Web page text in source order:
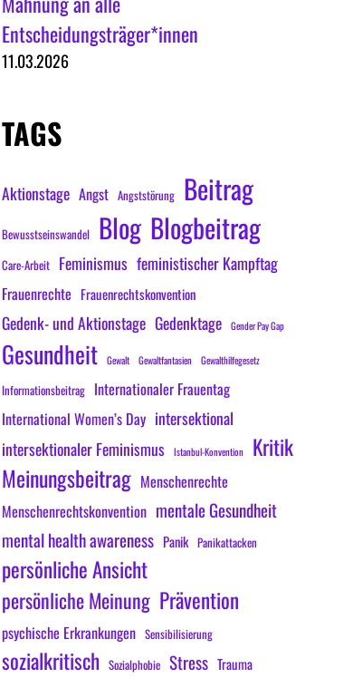
Entscheidungsträger*innen
11.03.2026
TAGS
Aktionstage Angst Angststörung Beitrag
Bewusstseinswandel Blog Blogbeitrag
Care-Arbeit Feminismus feministischer Kampftag
Frauenrechte Frauenrechtskonvention
Gedenk- und Aktionstage Gedenktage Gender Pay Gap
Gesundheit Gewalt Gewaltfantasien Gewalthilfegesetz
Informationsbeitrag Internationaler Frauentag
International Women’s Day intersektional
intersektionaler Feminismus
Istanbul-Konvention Kritik
Meinungsbeitrag Menschenrechte
Menschenrechtskonvention mentale Gesundheit
mental health awareness Panik Panikattacken
persönliche Ansicht
persönliche Meinung Prävention
psychische Erkrankungen Sensibilisierung
sozialkritisch Sozialphobie Stress Trauma